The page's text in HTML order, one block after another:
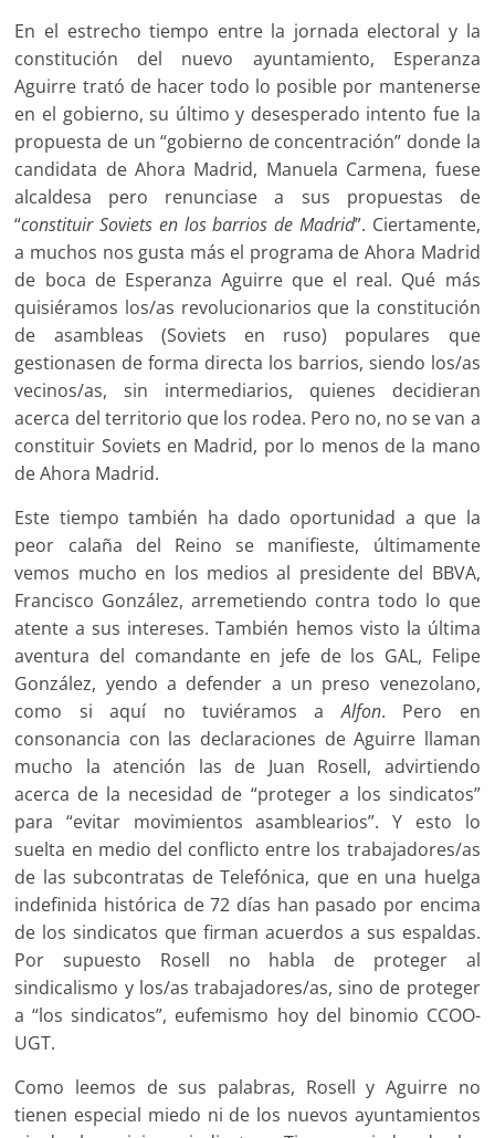
En el estrecho tiempo entre la jornada electoral y la
constitución del nuevo ayuntamiento, Esperanza
Aguirre trató de hacer todo lo posible por mantenerse
en el gobierno, su último y desesperado intento fue la
propuesta de un “gobierno de concentración” donde la
candidata de Ahora Madrid, Manuela Carmena, fuese
alcaldesa pero renunciase a sus propuestas de
“constituir Soviets en los barrios de Madrid”. Ciertamente,
a muchos nos gusta más el programa de Ahora Madrid
de boca de Esperanza Aguirre que el real. Qué más
quisiéramos los/as revolucionarios que la constitución
de asambleas (Soviets en ruso) populares que
gestionasen de forma directa los barrios, siendo los/as
vecinos/as, sin intermediarios, quienes decidieran
acerca del territorio que los rodea. Pero no, no se van a
constituir Soviets en Madrid, por lo menos de la mano
de Ahora Madrid.
Este tiempo también ha dado oportunidad a que la
peor calaña del Reino se manifieste, últimamente
vemos mucho en los medios al presidente del BBVA,
Francisco González, arremetiendo contra todo lo que
atente a sus intereses. También hemos visto la última
aventura del comandante en jefe de los GAL, Felipe
González, yendo a defender a un preso venezolano,
como si aquí no tuviéramos aAlfon. Pero en
consonancia con las declaraciones de Aguirre llaman
mucho la atención las de Juan Rosell, advirtiendo
acerca de la necesidad de “proteger a los sindicatos”
para “evitar movimientos asamblearios”. Y esto lo
suelta en medio del conflicto entre los trabajadores/as
de las subcontratas de Telefónica, que en una huelga
indefinida histórica de 72 días han pasado por encima
de los sindicatos que firman acuerdos a sus espaldas.
Por supuesto Rosell no habla de proteger al
sindicalismo y los/as trabajadores/as, sino de proteger
a “los sindicatos”, eufemismo hoy del binomio CCOO-
UGT.
Como leemos de sus palabras, Rosell y Aguirre no
tienen especial miedo ni de los nuevos ayuntamientos